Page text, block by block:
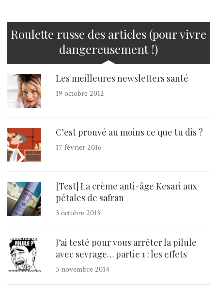
Roulette russe des articles (pour vivre
dangereusement !)
Les meilleures newsletters santé
19 octobre 2012
C’est prouvé au moins ce que tu dis ?
17 février 2016
[Test] La crème anti-âge Kesari aux
pétales de safran
3 octobre 2013
J’ai testé pour vous arrêter la pilule
avec sevrage… partie 1 : les effets
5 novembre 2014